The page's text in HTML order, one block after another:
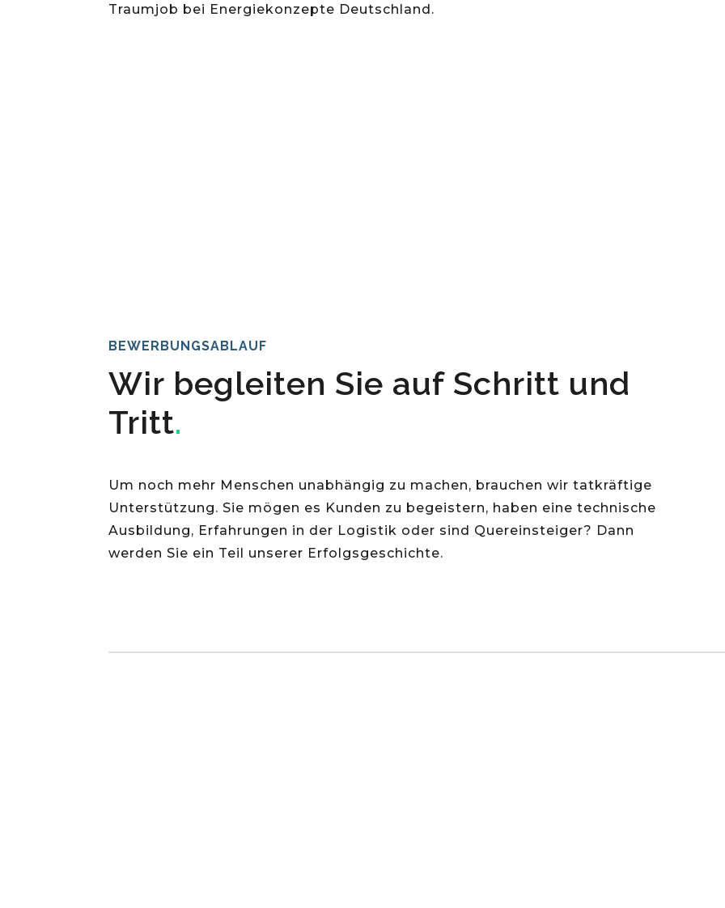
Traumjob bei Energiekonzepte Deutschland.
BEWERBUNGSABLAUF
Wir begleiten Sie auf Schritt und
Tritt.
Um noch mehr Menschen unabhängig zu machen, brauchen wir tatkräftige
Unterstützung. Sie mögen es Kunden zu begeistern, haben eine technische
Ausbildung, Erfahrungen in der Logistik oder sind Quereinsteiger? Dann
werden Sie ein Teil unserer Erfolgsgeschichte.